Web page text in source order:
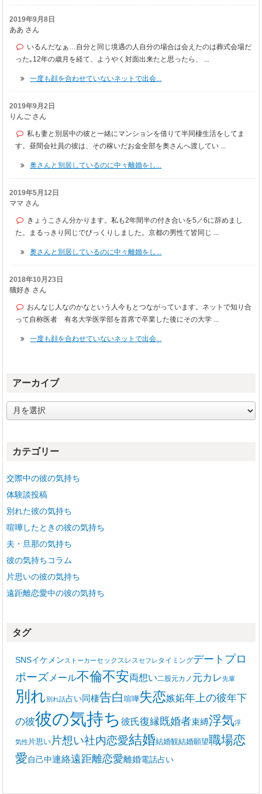
2019年9月8日
ああ さん
いるんだなぁ…自分と同じ境遇の人自分の場合は会えたのは葬式会場だ
った｡12年の歳月を経て、ようやく対面出来たと思ったら、 ...
一度も顔を合わせていないネットで出会...
2019年9月2日
りんご さん
私も妻と別居中の彼と一緒にマンションを借りて半同棲生活をしてま
す。昼間会社員の彼は、その稼いだお金全部を奥さんへ渡してい ...
奥さんと別居しているのに中々離婚をし...
2019年5月12日
ママ さん
きょうこさん分かります。私も2年間半の付き合いを5／6に辞めまし
た。まるっきり同じでびっくりしました。京都の男性て皆同じ ...
奥さんと別居しているのに中々離婚をし...
2018年10月23日
猫好き さん
おんなじ人なのかなという人今もとつながっています。ネットで知り合
って自称医者 有名大学医学部を首席で卒業した後にその大学 ...
一度も顔を合わせていないネットで出会...
アーカイブ
ー
ブカテゴリー
交際中の彼の気持ち
体験談投稿
別れた彼の気持ち
喧嘩したときの彼の気持ち
夫・旦那の気持ち
彼の気持ちコラム
片思いの彼の気持ち
遠距離恋愛中の彼の気持ち
タグ
SNSイケメンストーカーセックスレスセフレタイミングデート プロ
ポーズ メール不倫不安両想い二股元カノ 元カレ先輩
別れ別れ話占い同棲告白 喧嘩失恋嫉妬年上の彼年下
の彼彼の気持ち 彼氏復縁既婚者束縛浮気浮
気性 片思い 片想い社内恋愛結婚結婚観結婚願望職場恋
愛自己中連絡遠距離恋愛離婚電話占い